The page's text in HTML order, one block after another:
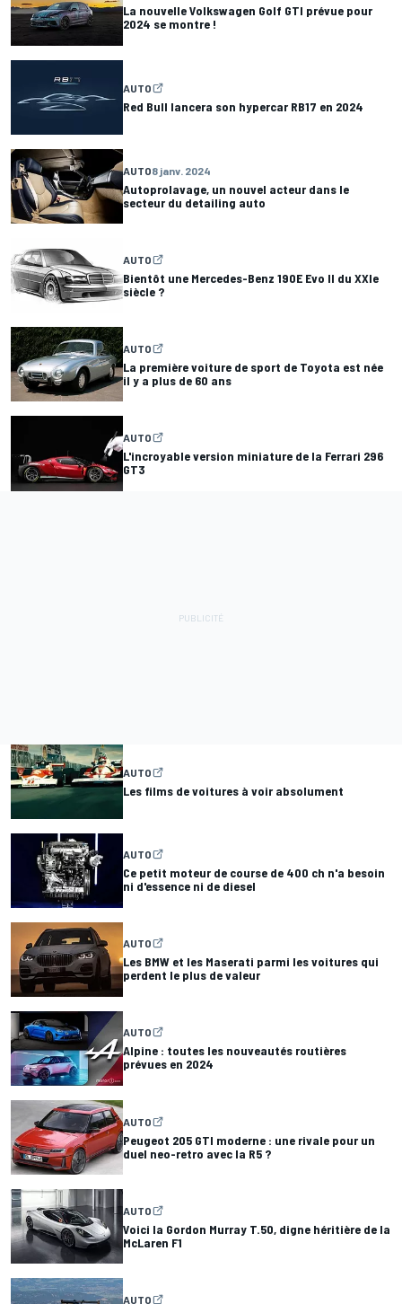
La nouvelle Volkswagen Golf GTI prévue pour
2024 se montre !
AUTO
Red Bull lancera son hypercar RB17 en 2024
AUTO8 janv. 2024
Autoprolavage, un nouvel acteur dans le
secteur du detailing auto
AUTO
Bientôt une Mercedes-Benz 190E Evo II du XXIe
siècle ?
AUTO
La première voiture de sport de Toyota est née
il y a plus de 60 ans
AUTO
L'incroyable version miniature de la Ferrari 296
GT3
AUTO
Les films de voitures à voir absolument
AUTO
Ce petit moteur de course de 400 ch n'a besoin
ni d'essence ni de diesel
AUTO
Les BMW et les Maserati parmi les voitures qui
perdent le plus de valeur
AUTO
Alpine : toutes les nouveautés routières
prévues en 2024
AUTO
Peugeot 205 GTI moderne : une rivale pour un
duel neo-retro avec la R5 ?
AUTO
Voici la Gordon Murray T.50, digne héritière de la
McLaren F1
AUTO